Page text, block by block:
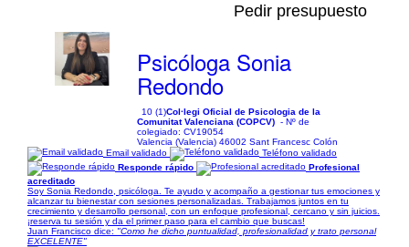
Pedir presupuesto
Psicóloga Sonia
Redondo
10 (1)Col·legi Oficial de Psicologia de la
Comunitat Valenciana (COPCV) - Nº de
colegiado: CV19054
Valencia (Valencia) 46002 Sant Francesc Colón
Email validado
Teléfono validado
Responde rápido
Profesional
acreditado
Soy Sonia Redondo, psicóloga. Te ayudo y acompaño a gestionar tus emociones y
alcanzar tu bienestar con sesiones personalizadas. Trabajamos juntos en tu
crecimiento y desarrollo personal, con un enfoque profesional, cercano y sin juicios.
¡reserva tu sesión y da el primer paso para el cambio que buscas!
Juan Francisco dice: "Como he dicho puntualidad, profesionalidad y trato personal
EXCELENTE"